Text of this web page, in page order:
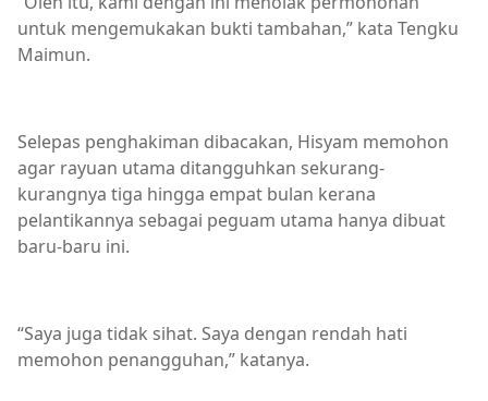
untuk mengemukakan bukti tambahan,” kata Tengku
Maimun.
Selepas penghakiman dibacakan, Hisyam memohon
agar rayuan utama ditangguhkan sekurang-
kurangnya tiga hingga empat bulan kerana
pelantikannya sebagai peguam utama hanya dibuat
baru-baru ini.
“Saya juga tidak sihat. Saya dengan rendah hati
memohon penangguhan,” katanya.